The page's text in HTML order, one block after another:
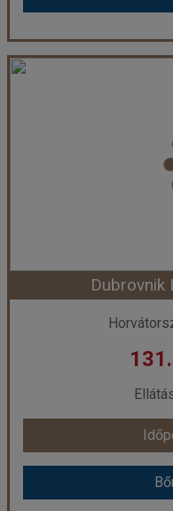
Zaton Holiday
Utazás
Időpont:
már
Dubrovnik